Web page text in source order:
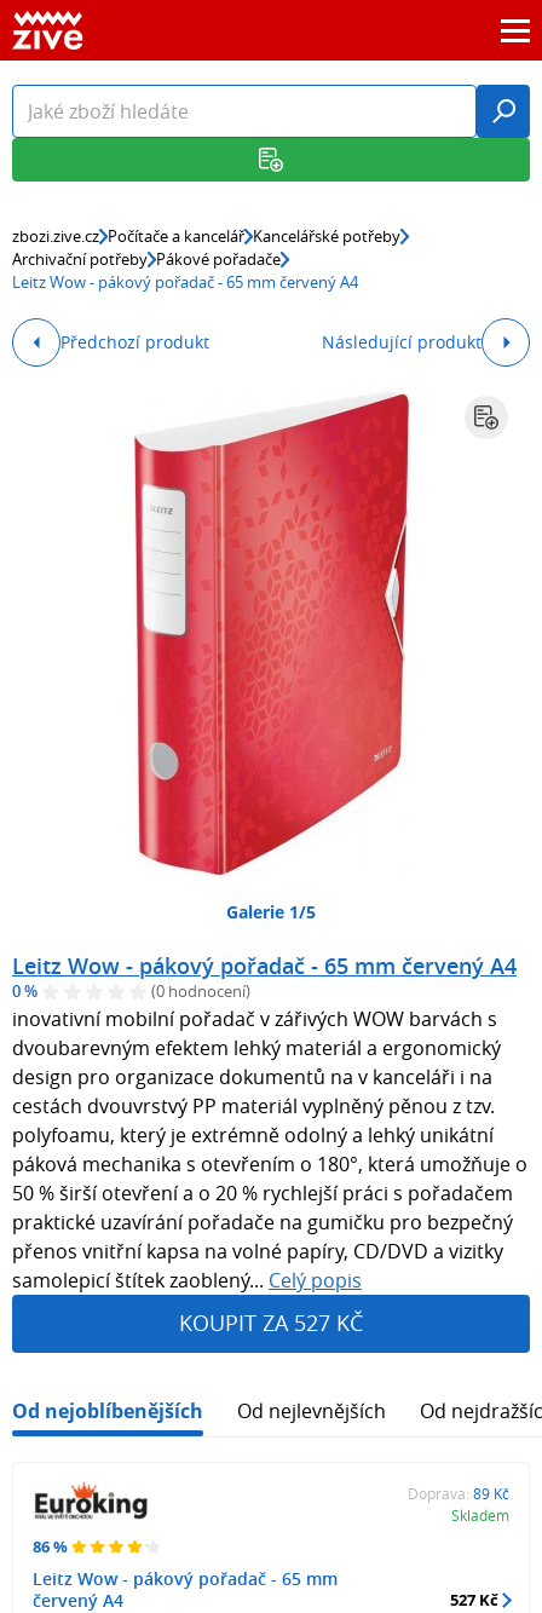
zbozi.zive.cz Počítače a kancelář Kancelářské potřeby
Archivační potřeby Pákové pořadače
Leitz Wow - pákový pořadač - 65 mm červený A4
Předchozí produkt Následující produkt
Galerie 1/5
Leitz Wow - pákový pořadač - 65 mm červený A4
0 % (0 hodnocení)
inovativní mobilní pořadač v zářivých WOW barvách s
dvoubarevným efektem lehký materiál a ergonomický
design pro organizace dokumentů na v kanceláři i na
cestách dvouvrstvý PP materiál vyplněný pěnou z tzv.
polyfoamu, který je extrémně odolný a lehký unikátní
páková mechanika s otevřením o 180°, která umožňuje o
50 % širší otevření a o 20 % rychlejší práci s pořadačem
praktické uzavírání pořadače na gumičku pro bezpečný
přenos vnitřní kapsa na volné papíry, CD/DVD a vizitky
samolepicí štítek zaoblený... Celý popis
KOUPIT ZA 527 KČ
Od nejoblíbenějších Od nejlevnějších Od
86 %
Leitz Wow - pákový pořadač - 65 mm
červený A4
Doprava: 89 Kč
Skladem
527 Kč